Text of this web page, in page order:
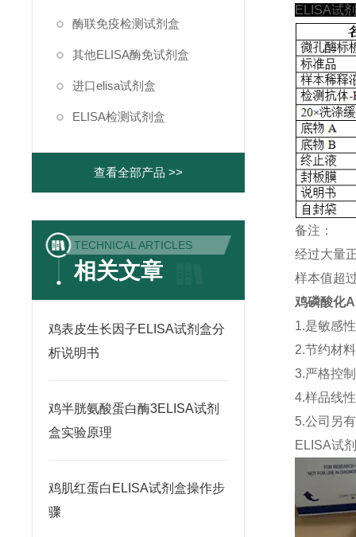
酶联免疫检测试剂盒
其他ELISA酶免试剂盒
进口elisa试剂盒
ELISA检测试剂盒
查看全部产品 >>
TECHNICAL ARTICLES
相关文章
鸡表皮生长因子ELISA试剂盒分
析说明书
鸡半胱氨酸蛋白酶3ELISA试剂
盒实验原理
鸡肌红蛋白ELISA试剂盒操作步
骤
ELISA试
备注：
经过大量
样本值超
鸡磷酸化
1.是敏感
2.节约材
3.严格控
4.样品线
5.公司另
ELISA试